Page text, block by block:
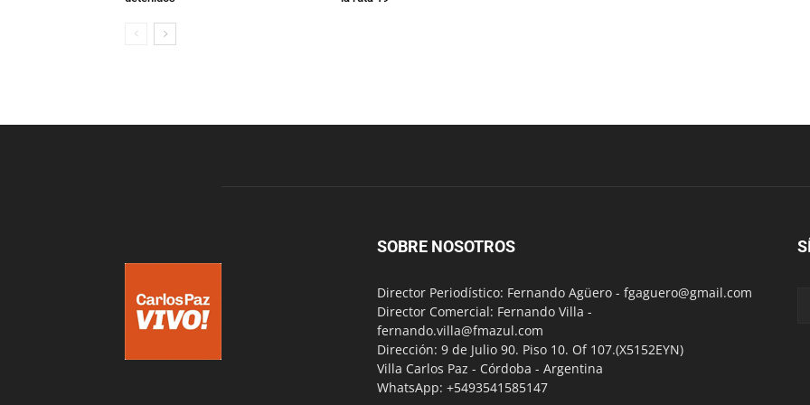
SOBRE NOSOTROS
Director Periodístico: Fernando Agüero - fgaguero@gmail.com
Director Comercial: Fernando Villa -
fernando.villa@fmazul.com
Dirección: 9 de Julio 90. Piso 10. Of 107.(X5152EYN)
Villa Carlos Paz - Córdoba - Argentina
WhatsApp: +5493541585147